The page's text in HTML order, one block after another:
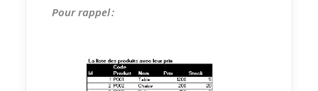
Pour rappel :